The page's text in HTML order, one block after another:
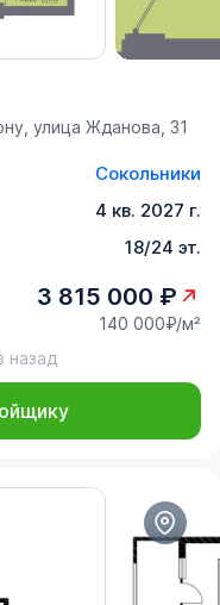
улица Жданова, 31
Сокольники
4 кв. 2027 г.
18/24 эт.
3 815 000 ₽
140 000₽/м²
назад